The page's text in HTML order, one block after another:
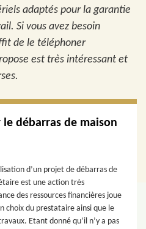
adaptés pour la garantie
Si vous avez besoin
de le téléphoner
est très intéressant et
débarras de maison
d’un projet de débarras de
est une action très
des ressources financières joue
choix du prestataire ainsi que le
Etant donné qu’il n’y a pas